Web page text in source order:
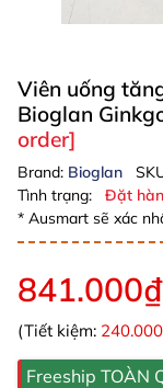
Viên uống
Bioglan
order]
Brand: Bioglan
Tình trạng:
Đặt
* Ausmart sẽ xác
841.000₫
(Tiết kiệm:
Freeship TOÀN